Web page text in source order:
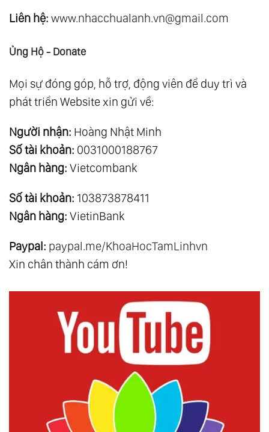
Liên hệ: www.nhacchualanh.vn@gmail.com
Ủng Hộ - Donate
Mọi sự đóng góp, hỗ trợ, động viên để duy trì và
phát triển Website xin gửi về:
Người nhận: Hoàng Nhật Minh
Số tài khoản: 0031000188767
Ngân hàng: Vietcombank
Số tài khoản: 103873878411
Ngân hàng: VietinBank
Paypal: paypal.me/KhoaHocTamLinhvn
Xin chân thành cám ơn!